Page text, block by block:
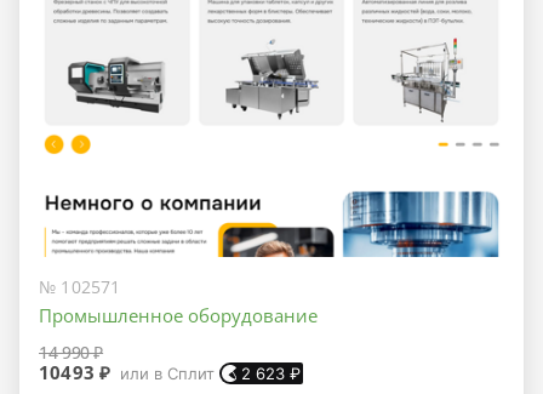
№ 102571
Промышленное оборудование
14 990 ₽
10493 ₽ или в Сплит 2 623 ₽